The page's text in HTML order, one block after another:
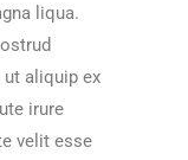
liqua.
aliquip ex
irure
velit esse